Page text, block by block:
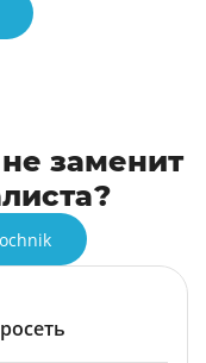
заменит